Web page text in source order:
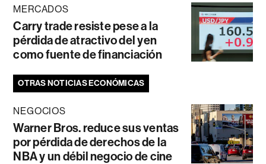
MERCADOS
Carry trade resiste pese a la
pérdida de atractivo del yen
como fuente de financiación
OTRAS NOTICIAS ECONÓMICAS
NEGOCIOS
Warner Bros. reduce sus ventas
por pérdida de derechos de la
NBA y un débil negocio de cine